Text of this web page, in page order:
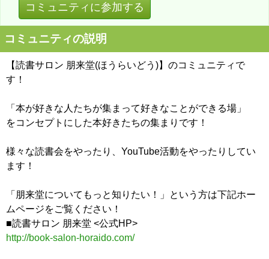
コミュニティに参加する
コミュニティの説明
【読書サロン 朋来堂(ほうらいどう)】のコミュニティで
す！
「本が好きな人たちが集まって好きなことができる場」
をコンセプトにした本好きたちの集まりです！
様々な読書会をやったり、YouTube活動をやったりしてい
ます！
「朋来堂についてもっと知りたい！」という方は下記ホー
ムページをご覧ください！
■読書サロン 朋来堂 <公式HP>
http://book-salon-horaido.com/